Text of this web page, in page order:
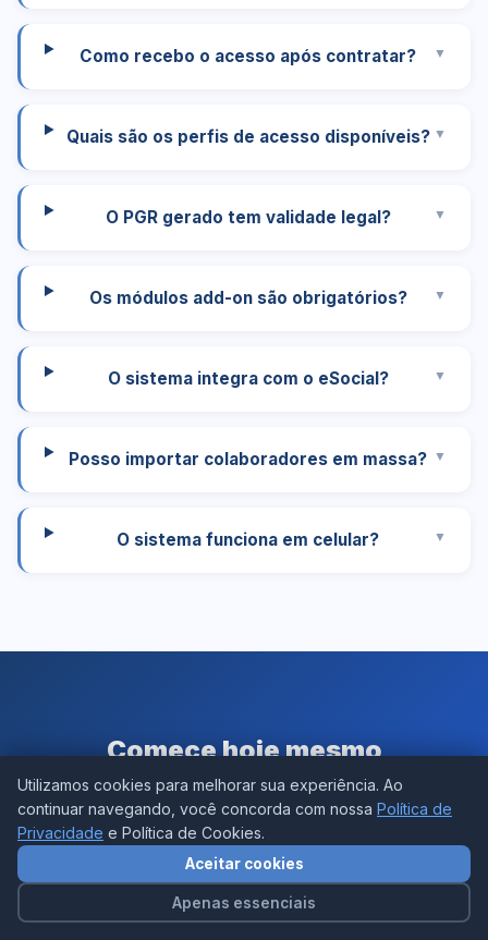
Como recebo o acesso após contratar?
Quais são os perfis de acesso disponíveis?
O PGR gerado tem validade legal?
Os módulos add-on são obrigatórios?
O sistema integra com o eSocial?
Posso importar colaboradores em massa?
O sistema funciona em celular?
Comece hoje mesmo
Teste grátis por 15 dias ou fale com nossa equipe para
uma demonstração guiada.
🚀 Testar grátis 15 dias
Utilizamos cookies para melhorar sua experiência. Ao
continuar navegando, você concorda com nossa Política de
Privacidade e Política de Cookies.
Aceitar cookies
Apenas essenciais